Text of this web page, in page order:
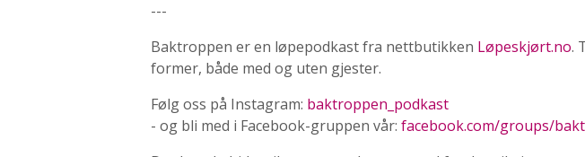
---
Baktroppen er en løpepodkast fra nettbutikken Løpeskjørt.no.
former, både med og uten gjester.
Følg oss på Instagram: baktroppen_podkast
- og bli med i Facebook-gruppen vår: facebook.com/groups/